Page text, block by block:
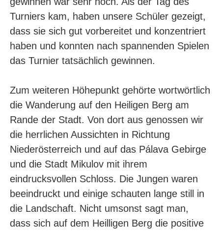
Turniers kam, haben unsere Schüler gezeigt,
dass sie sich gut vorbereitet und konzentriert
haben und konnten nach spannenden Spielen
das Turnier tatsächlich gewinnen.
Zum weiteren Höhepunkt gehörte wortwörtlich
die Wanderung auf den Heiligen Berg am
Rande der Stadt. Von dort aus genossen wir
die herrlichen Aussichten in Richtung
Niederösterreich und auf das Pálava Gebirge
und die Stadt Mikulov mit ihrem
eindrucksvollen Schloss. Die Jungen waren
beeindruckt und einige schauten lange still in
die Landschaft. Nicht umsonst sagt man,
dass sich auf dem Heilligen Berg die positive